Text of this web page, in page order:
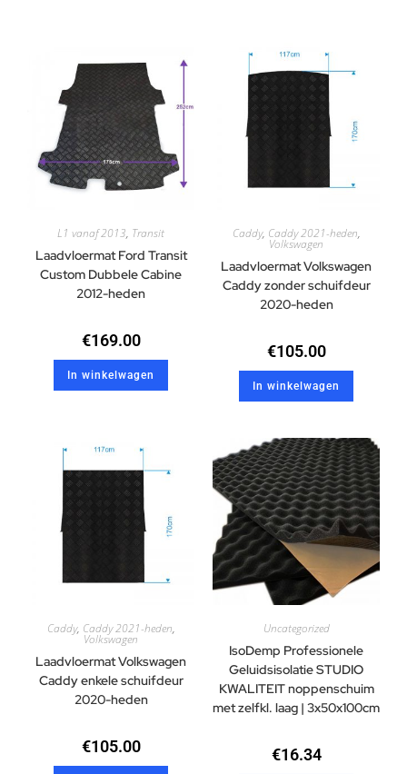
L1 vanaf 2013, Transit
Laadvloermat Ford Transit
Custom Dubbele Cabine
2012-heden
€169.00
In winkelwagen
Caddy, Caddy 2021-heden,
Volkswagen
Laadvloermat Volkswagen
Caddy zonder schuifdeur
2020-heden
€105.00
In winkelwagen
Caddy, Caddy 2021-heden,
Volkswagen
Laadvloermat Volkswagen
Caddy enkele schuifdeur
2020-heden
€105.00
Uncategorized
IsoDemp Professionele
Geluidsisolatie STUDIO
KWALITEIT noppenschuim
met zelfkl. laag | 3x50x100cm
€16.34